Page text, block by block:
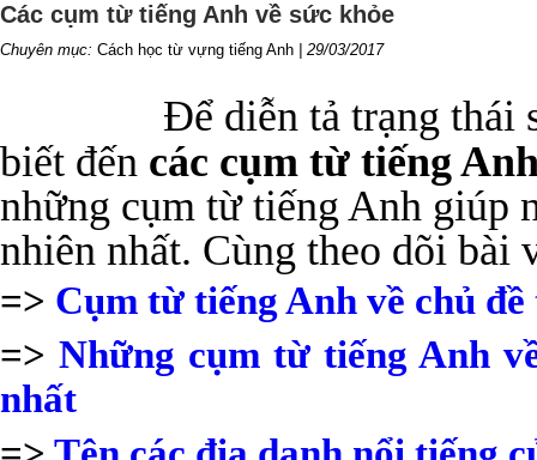
Các cụm từ tiếng Anh về sức khỏe
Chuyên mục: Cách học từ vựng tiếng Anh 29/03/2017
Để diễn tả trạng thái
biết đến các cụm từ tiếng
những cụm từ tiếng Anh giúp
nhiên nhất. Cùng theo dõi bài
=> Cụm từ tiếng Anh về chủ
=> Những cụm từ tiếng Anh
nhất